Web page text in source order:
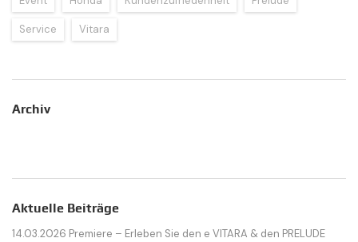
Service Vitara
Archiv
Aktuelle Beiträge
14.03.2026 Premiere – Erleben Sie den e VITARA & den PRELUDE